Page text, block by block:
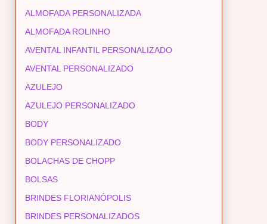
ALMOFADA PERSONALIZADA
ALMOFADA ROLINHO
AVENTAL INFANTIL PERSONALIZADO
AVENTAL PERSONALIZADO
AZULEJO
AZULEJO PERSONALIZADO
BODY
BODY PERSONALIZADO
BOLACHAS DE CHOPP
BOLSAS
BRINDES FLORIANÓPOLIS
BRINDES PERSONALIZADOS